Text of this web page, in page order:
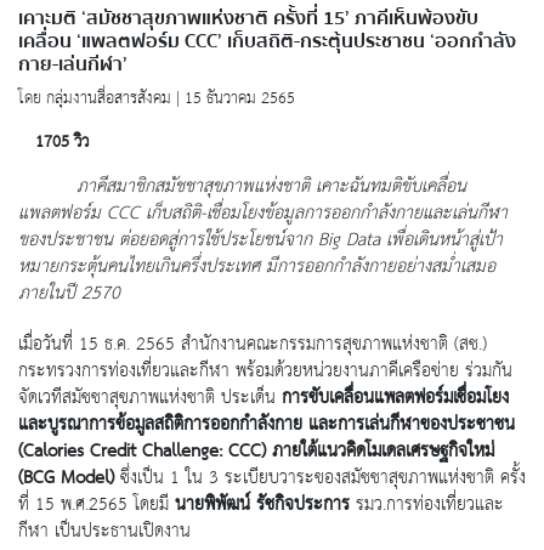
เคาะมติ ‘สมัชชาสุขภาพแห่งชาติ ครั้งที่ 15’ ภาคีเห็นพ้องขับ
เคลื่อน ‘แพลตฟอร์ม CCC’ เก็บสถิติ-กระตุ้นประชาชน ‘ออกกำลัง
กาย-เล่นกีฬา’
โดย กลุ่มงานสื่อสารสังคม | 15 ธันวาคม 2565
1705 วิว
ภาคีสมาชิกสมัชชาสุขภาพแห่งชาติ เคาะฉันทมติขับเคลื่อน
แพลตฟอร์ม CCC เก็บสถิติ-เชื่อมโยงข้อมูลการออกกำลังกายและเล่นกีฬา
ของประชาชน ต่อยอดสู่การใช้ประโยชน์จาก Big Data เพื่อเดินหน้าสู่เป้า
หมายกระตุ้นคนไทยเกินครึ่งประเทศ มีการออกกำลังกายอย่างสม่ำเสมอ
ภายในปี 2570
เมื่อวันที่ 15 ธ.ค. 2565 สำนักงานคณะกรรมการสุขภาพแห่งชาติ (สช.)
กระทรวงการท่องเที่ยวและกีฬา พร้อมด้วยหน่วยงานภาคีเครือข่าย ร่วมกัน
จัดเวทีสมัชชาสุขภาพแห่งชาติ ประเด็น การขับเคลื่อนแพลตฟอร์มเชื่อมโยง
และบูรณาการข้อมูลสถิติการออกกำลังกาย และการเล่นกีฬาของประชาชน
(Calories Credit Challenge: CCC) ภายใต้แนวคิดโมเดลเศรษฐกิจใหม่
(BCG Model)ซึ่งเป็น 1 ใน 3 ระเบียบวาระของสมัชชาสุขภาพแห่งชาติ ครั้ง
ที่ 15 พ.ศ.2565 โดยมีนายพิพัฒน์ รัชกิจประการรมว.การท่องเที่ยวและ
กีฬา เป็นประธานเปิดงาน